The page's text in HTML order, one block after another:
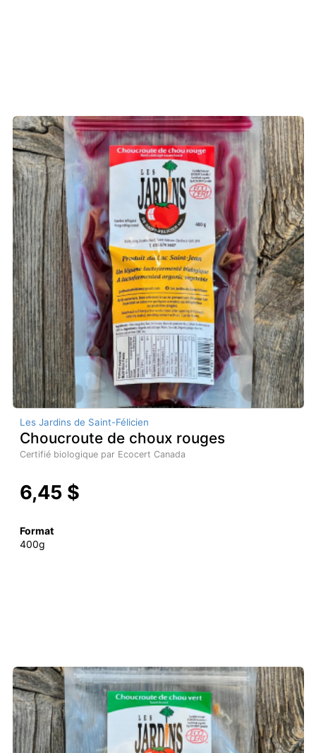
Les Jardins de Saint-Félicien
Choucroute de choux rouges
Certifié biologique par Ecocert Canada
6,45 $
Format
400g